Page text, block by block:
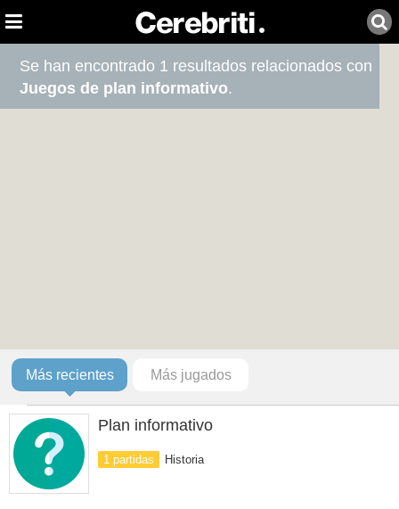
Se han encontrado 1 resultados relacionados con
Juegos de plan informativo.
Más recientes Más jugados
Plan informativo
1 partidas Historia